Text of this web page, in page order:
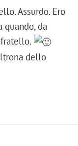
Assurdo. Ero
da
dello